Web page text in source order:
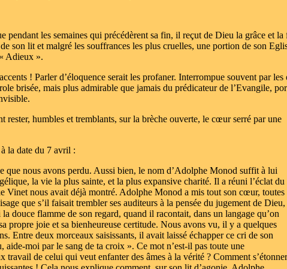
les semaines qui précédèrent sa fin, il reçut de Dieu la grâce et la
son lit et malgré les souffrances les plus cruelles, une portion de son
Adieux ».
! Parler d’éloquence serait les profaner. Interrompue souvent par les
brisée, mais plus admirable que jamais du prédicateur de l’Evangile,
rester, humbles et tremblants, sur la brèche ouverte, le cœur serré par une
à la date du 7 avril :
que nous avons perdu. Aussi bien, le nom d’Adolphe Monod suffit à lui
la vie la plus sainte, et la plus expansive charité. Il a réuni l’éclat du
Vinet nous avait déjà montré. Adolphe Monod a mis tout son cœur, toutes
que s’il faisait trembler ses auditeurs à la pensée du jugement de Dieu,
douce flamme de son regard, quand il racontait, dans un langage qu’on
propre joie et sa bienheureuse certitude. Nous avons vu, il y a quelques
Entre deux morceaux saisissants, il avait laissé échapper ce cri de son
moi par le sang de ta croix ». Ce mot n’est-il pas toute une
travail de celui qui veut enfanter des âmes à la vérité ? Comment s’étonner